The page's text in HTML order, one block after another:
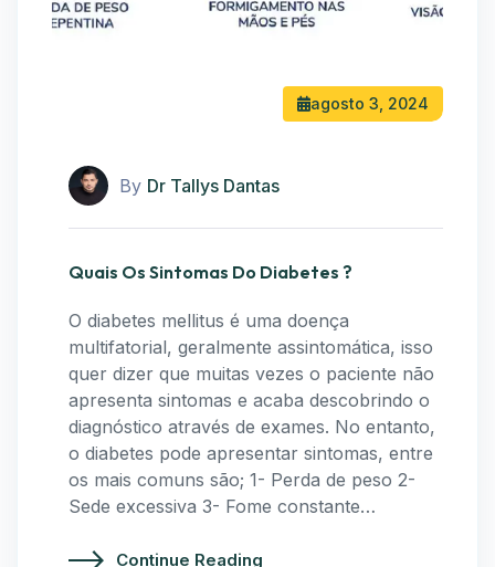
agosto 3, 2024
By Dr Tallys Dantas
Quais Os Sintomas Do Diabetes ?
O diabetes mellitus é uma doença
multifatorial, geralmente assintomática, isso
quer dizer que muitas vezes o paciente não
apresenta sintomas e acaba descobrindo o
diagnóstico através de exames. No entanto,
o diabetes pode apresentar sintomas, entre
os mais comuns são; 1- Perda de peso 2-
Sede excessiva 3- Fome constante…
Continue Reading